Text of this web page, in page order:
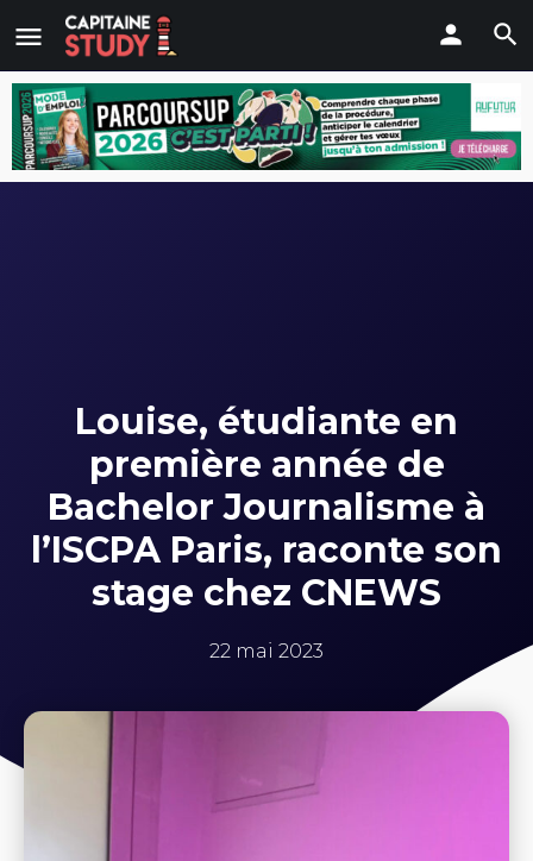
Louise, étudiante en
première année de
Bachelor Journalisme à
l’ISCPA Paris, raconte son
stage chez CNEWS
22 mai 2023